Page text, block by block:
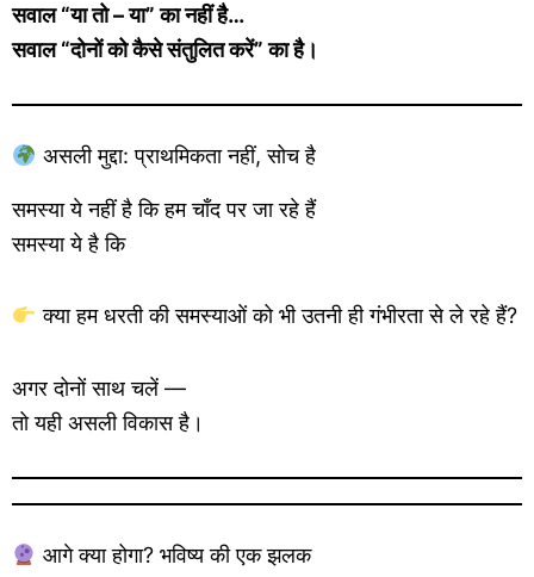
सवाल “या तो – या” का नहीं है…
सवाल “दोनों को कैसे संतुलित करें” का है।
असली मुद्दा: प्राथमिकता नहीं, सोच है
समस्या ये नहीं है कि हम चाँद पर जा रहे हैं
समस्या ये है कि
क्या हम धरती की समस्याओं को भी उतनी ही गंभीरता से ले रहे हैं?
अगर दोनों साथ चलें —
तो यही असली विकास है।
आगे क्या होगा? भविष्य की एक झलक